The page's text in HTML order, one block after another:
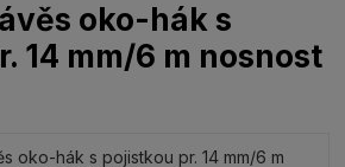
oko-hák s
14 mm/6 m nosnost